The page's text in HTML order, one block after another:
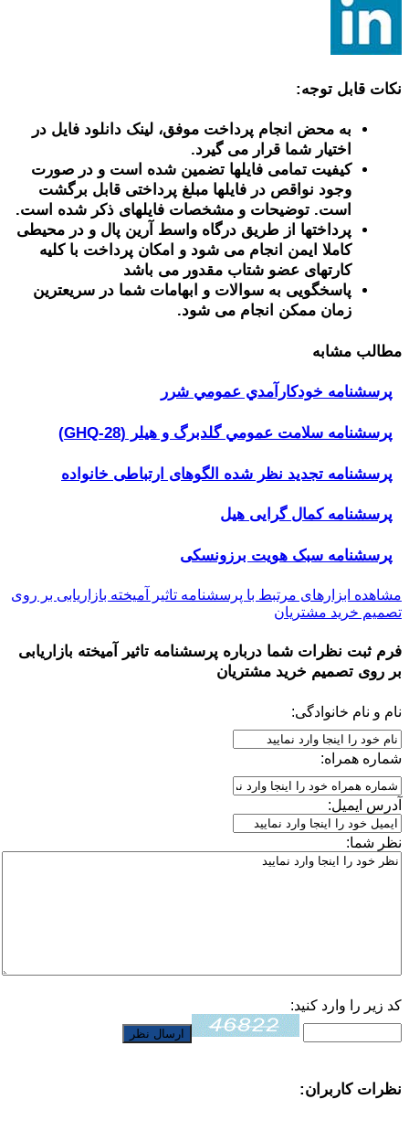
نکات قابل توجه:
به محض انجام پرداخت موفق، لینک دانلود فایل در
اختیار شما قرار می گیرد.
کیفیت تمامی فایلها تضمین شده است و در صورت
وجود نواقص در فایلها مبلغ پرداختی قابل برگشت
است. توضیحات و مشخصات فایلهای ذکر شده است.
پرداختها از طریق درگاه واسط آرین پال و در محیطی
کاملا ایمن انجام می شود و امکان پرداخت با کلیه
کارتهای عضو شتاب مقدور می باشد
پاسخگویی به سوالات و ابهامات شما در سریعترین
زمان ممکن انجام می شود.
مطالب مشابه
پرسشنامه خودكارآمدي عمومي شرر
پرسشنامه سلامت عمومي گلدبرگ و هیلر (GHQ-28)
پرسشنامه تجدید نظر شده الگوهای ارتباطی خانواده
پرسشنامه کمال گرایی هیل
پرسشنامه سبک هویت برزونسکی
مشاهده ابزارهای مرتبط با پرسشنامه تاثیر آمیخته بازاریابی بر روی
تصمیم خرید مشتریان
فرم ثبت نظرات شما درباره پرسشنامه تاثیر آمیخته بازاریابی
بر روی تصمیم خرید مشتریان
نام و نام خانوادگی:
شماره همراه:
آدرس ایمیل:
نظر شما:
کد زیر را وارد کنید:
نظرات کاربران: